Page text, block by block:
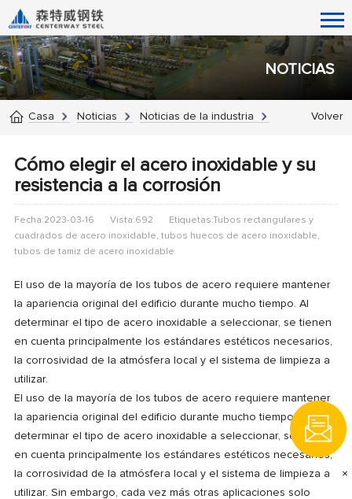
×
NOTICIAS
Volver
Casa Noticias Noticias de la industria
Cómo elegir el acero inoxidable y su
resistencia a la corrosión
Fecha:2023-03-16 Vista:692
Etiquetas:Tubos rectangulares y
cuadrados de acero inoxidable, tubos huecos de acero inoxidable,
tubos de tamiz de acero inoxidable
El uso de la mayoría de los tubos de acero requiere mantener
la apariencia original del edificio durante mucho tiempo. Al
determinar el tipo de acero inoxidable a seleccionar, se tienen
en cuenta principalmente los estándares estéticos necesarios,
la corrosividad de la atmósfera local y el sistema de limpieza a
utilizar.
El uso de la mayoría de los tubos de acero requiere mantener
la apariencia original del edificio durante mucho tiempo. Al
determinar el tipo de acero inoxidable a seleccionar, se tienen
en cuenta principalmente los estándares estéticos necesarios,
la corrosividad de la atmósfera local y el sistema de limpieza a
utilizar. Sin embargo, cada vez más otras aplicaciones solo